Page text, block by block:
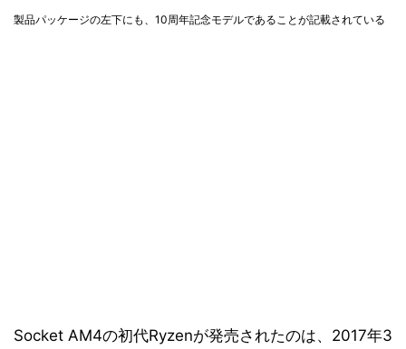
製品パッケージの左下にも、10周年記念モデルであることが記載されている
Socket AM4の初代Ryzenが発売されたのは、2017年3